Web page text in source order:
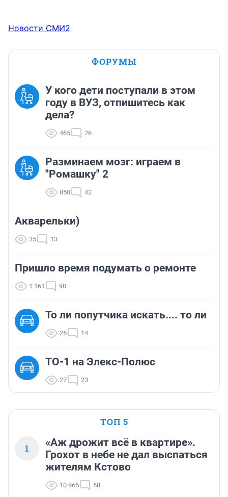
Новости СМИ2
ФОРУМЫ
У кого дети поступали в этом
году в ВУЗ, отпишитесь как
дела?
465 26
Разминаем мозг: играем в
"Ромашку" 2
850 42
Акварельки)
35 13
Пришло время подумать о ремонте
1 161 90
То ли попутчика искать.... то ли
25 14
ТО-1 на Элекс-Полюс
27 23
ТОП 5
1
«Аж дрожит всё в квартире».
Грохот в небе не дал выспаться
жителям Кстово
10 965 58